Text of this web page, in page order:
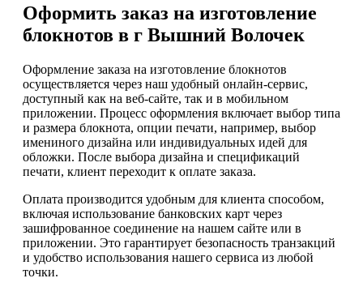
Оформить заказ на изготовление
блокнотов в г Вышний Волочек
Оформление заказа на изготовление блокнотов
осуществляется через наш удобный онлайн-сервис,
доступный как на веб-сайте, так и в мобильном
приложении. Процесс оформления включает выбор типа
и размера блокнота, опции печати, например, выбор
имениного дизайна или индивидуальных идей для
обложки. После выбора дизайна и спецификаций
печати, клиент переходит к оплате заказа.
Оплата производится удобным для клиента способом,
включая использование банковских карт через
зашифрованное соединение на нашем сайте или в
приложении. Это гарантирует безопасность транзакций
и удобство использования нашего сервиса из любой
точки.